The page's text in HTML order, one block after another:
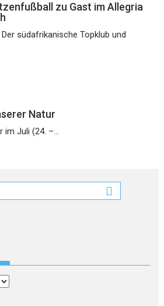
zu Gast im Allegria
südafrikanische Topklub und
Natur
im Juli (24. –...